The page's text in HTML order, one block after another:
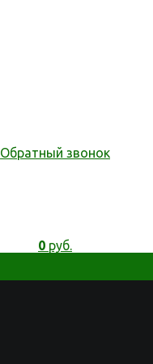
Обратный звонок
0 руб.